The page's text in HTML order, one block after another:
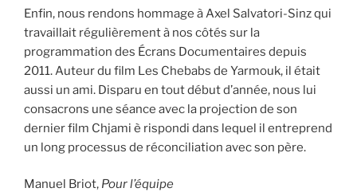
Enfin, nous rendons hommage à Axel Salvatori-Sinz qui
travaillait régulièrement à nos côtés sur la
programmation des Écrans Documentaires depuis
2011. Auteur du film Les Chebabs de Yarmouk, il était
aussi un ami. Disparu en tout début d’année, nous lui
consacrons une séance avec la projection de son
dernier film Chjami è rispondi dans lequel il entreprend
un long processus de réconciliation avec son père.
Manuel Briot, Pour l’équipe